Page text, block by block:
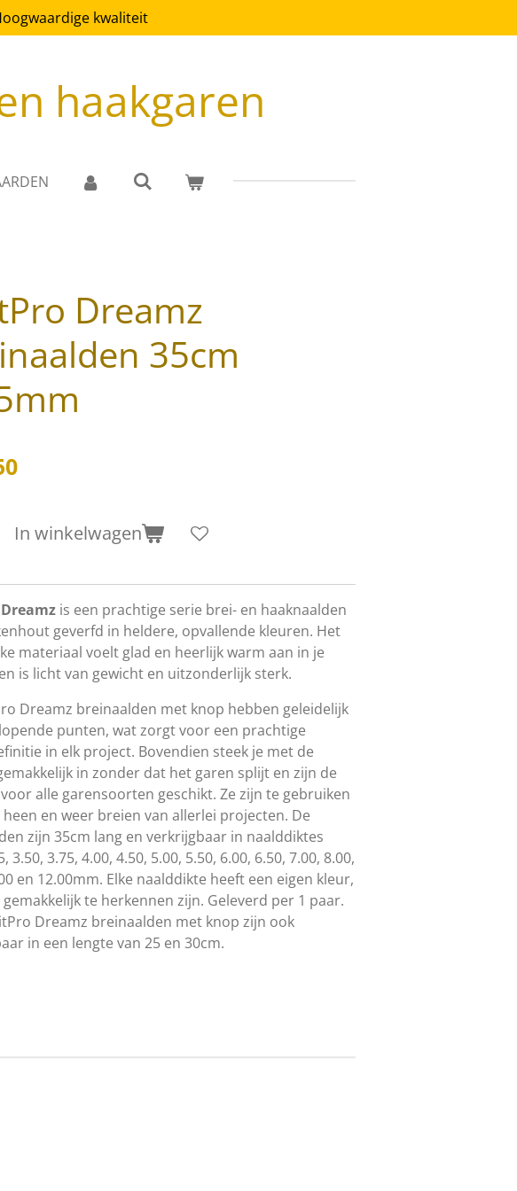
kwaliteit
haakgaren
Dreamz
35cm
In winkelwagen
is een prachtige serie brei- en haaknaalden
geverfd in heldere, opvallende kleuren. Het
materiaal voelt glad en heerlijk warm aan in je
is licht van gewicht en uitzonderlijk sterk.
Dreamz breinaalden met knop hebben geleidelijk
punten, wat zorgt voor een prachtige
in elk project. Bovendien steek je met de
in zonder dat het garen splijt en zijn de
alle garensoorten geschikt. Ze zijn te gebruiken
en weer breien van allerlei projecten. De
zijn 35cm lang en verkrijgbaar in naalddiktes
3.50, 3.75, 4.00, 4.50, 5.00, 5.50, 6.00, 6.50, 7.00, 8.00,
en 12.00mm. Elke naalddikte heeft een eigen kleur,
te herkennen zijn. Geleverd per 1 paar.
Dreamz breinaalden met knop zijn ook
in een lengte van 25 en 30cm.